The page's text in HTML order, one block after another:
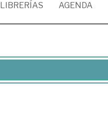
LIBRERÍAS AGENDA